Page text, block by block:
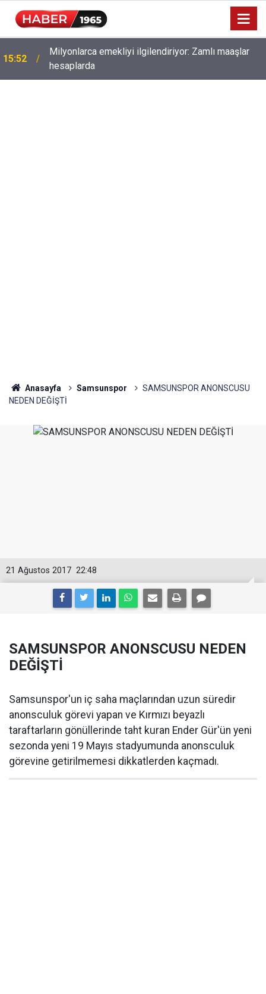
15:52
Milyonlarca emekliyi ilgilendiriyor: Zamlı maaşlar
hesaplarda
Anasayfa Samsunspor
SAMSUNSPOR ANONSCUSU
NEDEN DEĞİŞTİ
22:48
21 Ağustos 2017
SAMSUNSPOR ANONSCUSU NEDEN
DEĞİŞTİ
Samsunspor'un iç saha maçlarından uzun süredir
anonsculuk görevi yapan ve Kırmızı beyazlı
taraftarların gönüllerinde taht kuran Ender Gür'ün yeni
sezonda yeni 19 Mayıs stadyumunda anonsculuk
görevine getirilmemesi dikkatlerden kaçmadı.